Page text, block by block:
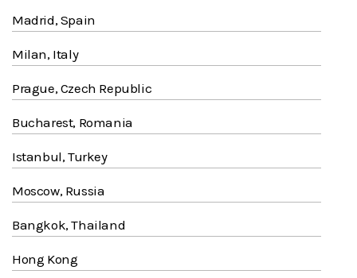
Madrid, Spain
Milan, Italy
Prague, Czech Republic
Bucharest, Romania
Istanbul, Turkey
Moscow, Russia
Bangkok, Thailand
Hong Kong